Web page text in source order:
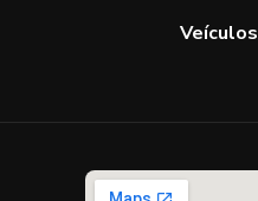
Veículos